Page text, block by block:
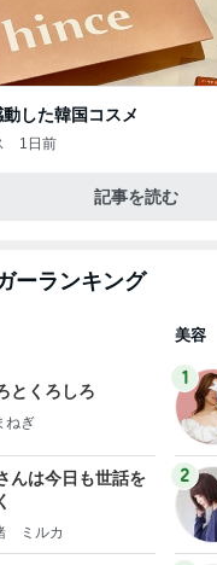
した韓国コスメ
1日前
記事を読む
ーランキング
とくろしろ
ねぎ
んは今日も世話を
ミルカ
美容
1
2